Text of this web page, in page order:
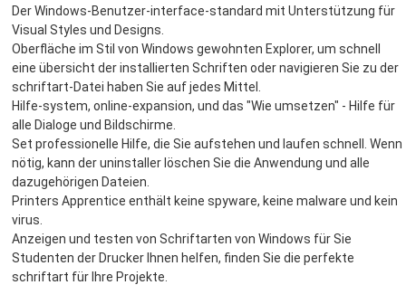
Der Windows-Benutzer-interface-standard mit Unterstützung für
Visual Styles und Designs.
Oberfläche im Stil von Windows gewohnten Explorer, um schnell
eine übersicht der installierten Schriften oder navigieren Sie zu der
schriftart-Datei haben Sie auf jedes Mittel.
Hilfe-system, online-expansion, und das "Wie umsetzen" - Hilfe für
alle Dialoge und Bildschirme.
Set professionelle Hilfe, die Sie aufstehen und laufen schnell. Wenn
nötig, kann der uninstaller löschen Sie die Anwendung und alle
dazugehörigen Dateien.
Printers Apprentice enthält keine spyware, keine malware und kein
virus.
Anzeigen und testen von Schriftarten von Windows für Sie
Studenten der Drucker Ihnen helfen, finden Sie die perfekte
schriftart für Ihre Projekte.